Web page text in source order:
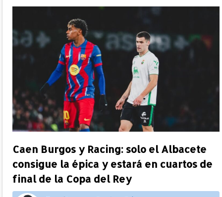
Caen Burgos y Racing: solo el Albacete
consigue la épica y estará en cuartos de
final de la Copa del Rey